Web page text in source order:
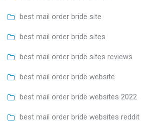
best mail order bride site
best mail order bride sites
best mail order bride sites reviews
best mail order bride website
best mail order bride websites 2022
best mail order bride websites reddit